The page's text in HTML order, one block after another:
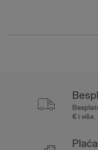
€ i više.